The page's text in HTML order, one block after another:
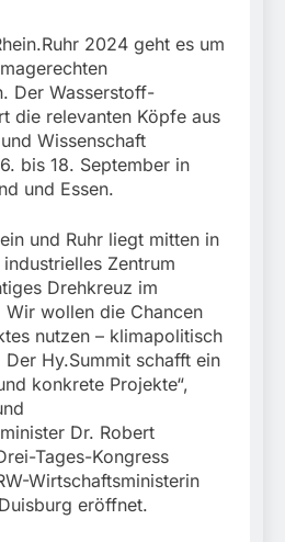
Zigaretten
Einleitung eines
Grenze
eingereist/Bundespolizei
stellt Auto sicher
2024 geht es um
Der Wasserstoff-
die relevanten Köpfe aus
Wissenschaft
bis 18. September in
und Essen.
und Ruhr liegt mitten in
Zentrum
Drehkreuz im
wollen die Chancen
nutzen – klimapolitisch
Hy.Summit schafft ein
konkrete Projekte“,
Dr. Robert
Tages-Kongress
Wirtschaftsministerin
eröffnet.